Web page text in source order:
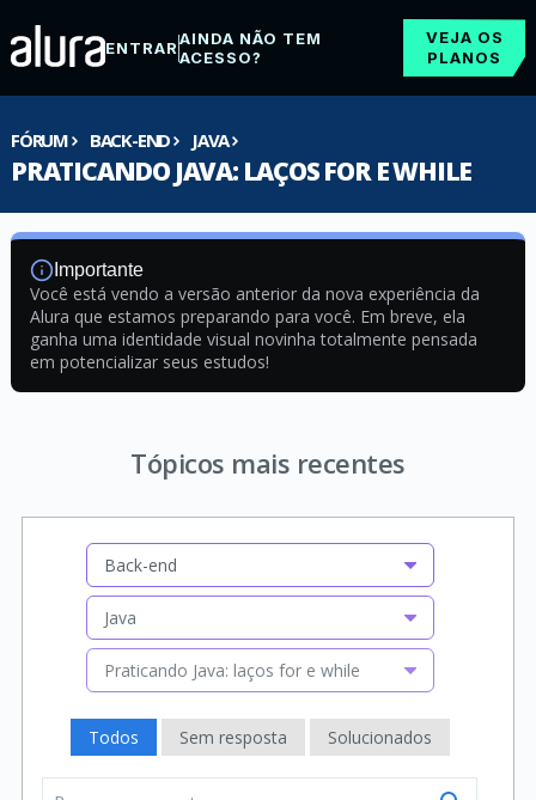
ENTRARAINDA NÃO TEM
ACESSO?
VEJA OS
PLANOS
FÓRUM BACK-END JAVA
PRATICANDO JAVA: LAÇOS FOR E WHILE
Importante
Você está vendo a versão anterior da nova experiência da
Alura que estamos preparando para você. Em breve, ela
ganha uma identidade visual novinha totalmente pensada
em potencializar seus estudos!
Tópicos mais recentes
Back-end
Java
Praticando Java: laços for e while
Todos Sem resposta Solucionados